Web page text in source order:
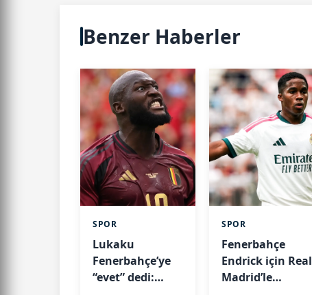
Benzer Haberler
SPOR
Lukaku
Fenerbahçe’ye
“evet” dedi:
SPOR
Fenerbahçe
Endrick için Real
Madrid’le